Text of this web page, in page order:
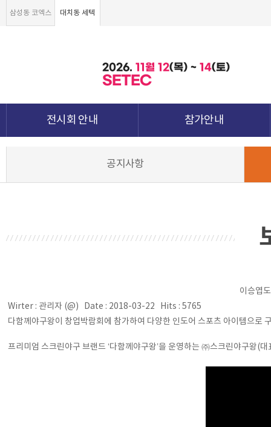
삼성동 코엑스 대치동 세텍
2026. 11월 12(목) ~ 14(토)
SETEC
전시회 안내 참가안내
공지사항
이승엽
Wirter : 관리자 (@) Date : 2018-03-22 Hits : 5765
다함께야구왕이 창업박람회에 참가하여 다양한 인도어 스포츠 아이템으로
프리미엄 스크린야구 브랜드 ‘다함께야구왕’을 운영하는 ㈜스크린야구왕